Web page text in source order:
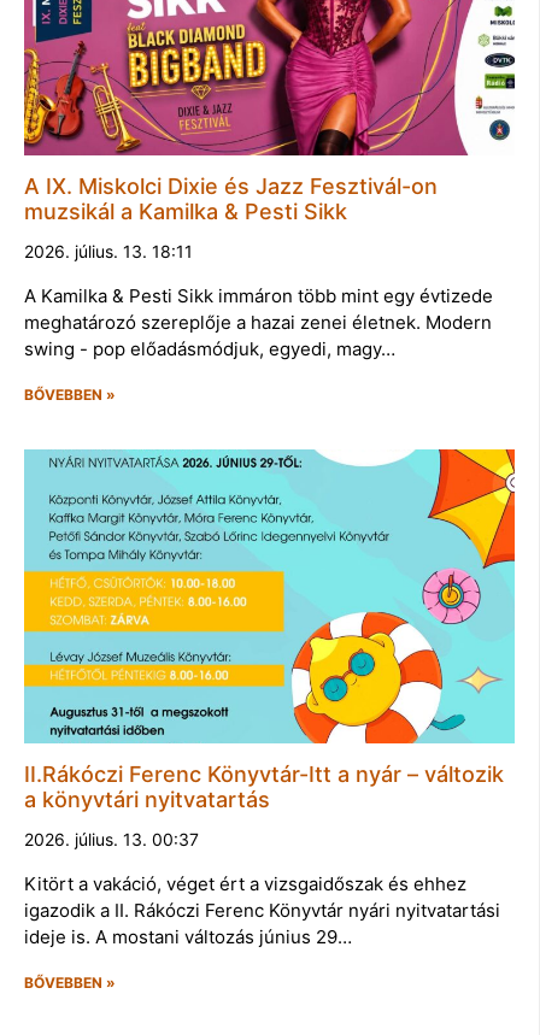
A IX. Miskolci Dixie és Jazz Fesztivál-on
muzsikál a Kamilka & Pesti Sikk
2026. július. 13. 18:11
A Kamilka & Pesti Sikk immáron több mint egy évtizede
meghatározó szereplője a hazai zenei életnek. Modern
swing - pop előadásmódjuk, egyedi, magy…
BŐVEBBEN »
II.Rákóczi Ferenc Könyvtár-Itt a nyár – változik
a könyvtári nyitvatartás
2026. július. 13. 00:37
Kitört a vakáció, véget ért a vizsgaidőszak és ehhez
igazodik a II. Rákóczi Ferenc Könyvtár nyári nyitvatartási
ideje is. A mostani változás június 29…
BŐVEBBEN »